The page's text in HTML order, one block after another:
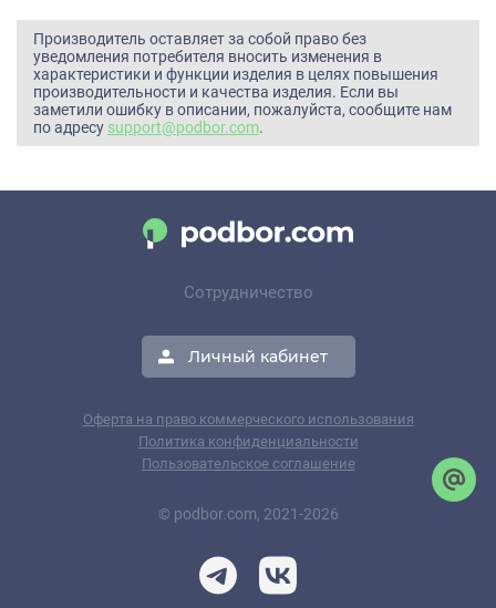
Производитель оставляет за собой право без
уведомления потребителя вносить изменения в
характеристики и функции изделия в целях повышения
производительности и качества изделия. Если вы
заметили ошибку в описании, пожалуйста, сообщите нам
по адресу support@podbor.com.
Сотрудничество
Личный кабинет
Оферта на право коммерческого использования
Политика конфиденциальности
Пользовательское соглашение
© podbor.com, 2021-2026